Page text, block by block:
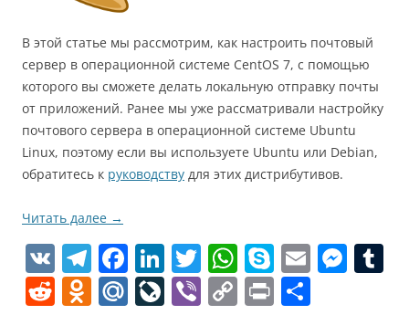
В этой статье мы рассмотрим, как настроить почтовый
сервер в операционной системе CentOS 7, с помощью
которого вы сможете делать локальную отправку почты
от приложений. Ранее мы уже рассматривали настройку
почтового сервера в операционной системе Ubuntu
Linux, поэтому если вы используете Ubuntu или Debian,
обратитесь к руководству для этих дистрибутивов.
Читать далее →
V
K
T
el
F
a
Li
n
T
w
W
h
S
k
E M
R O M Li Vi C Pr